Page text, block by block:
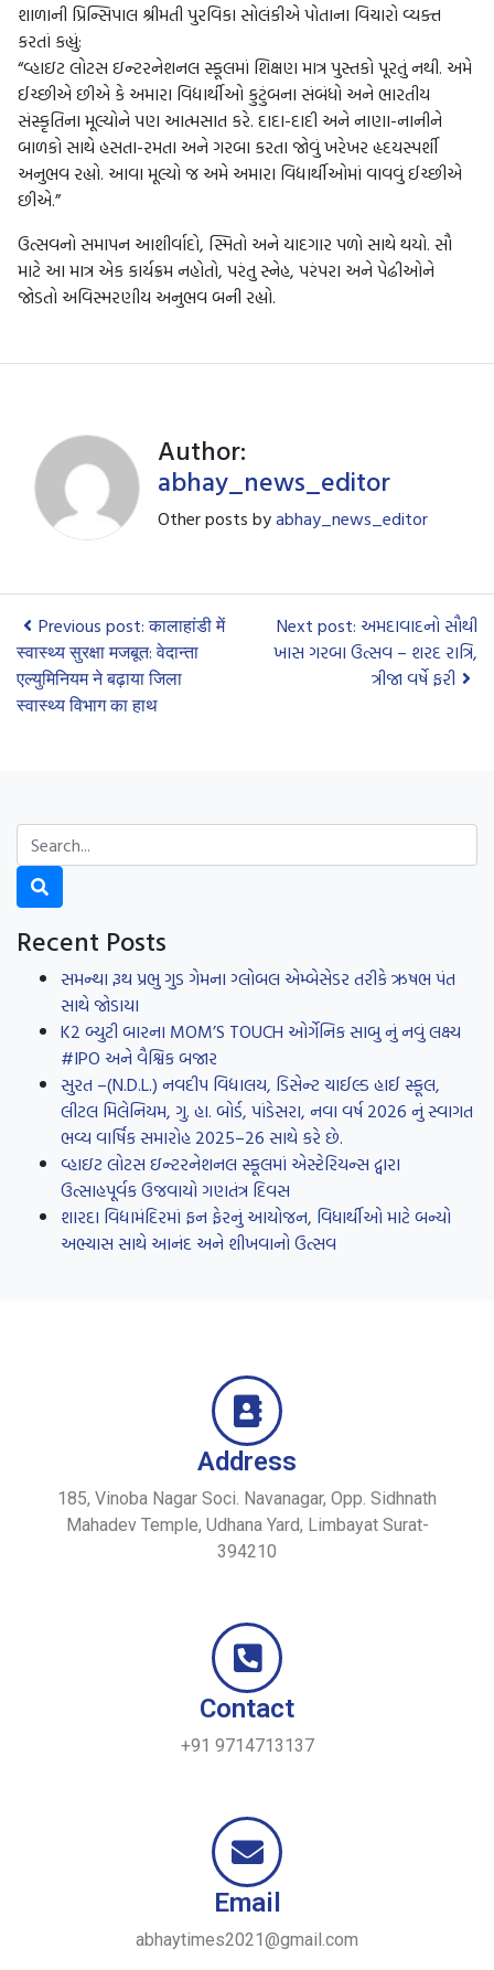
શાળાની પ્રિન્સિપાલ શ્રીમતી પુરવિકા સોલંકીએ પોતાના વિચારો વ્યક્ત
કરતાં કહ્યું:
“વ્હાઇટ લોટસ ઇન્ટરનેશનલ સ્કૂલમાં શિક્ષણ માત્ર પુસ્તકો પૂરતું નથી. અમે
ઈચ્છીએ છીએ કે અમારા વિદ્યાર્થીઓ કુટુંબના સંબંધો અને ભારતીય
સંસ્કૃતિના મૂલ્યોને પણ આત્મસાત કરે. દાદા-દાદી અને નાણા-નાનીને
બાળકો સાથે હસતા-રમતા અને ગરબા કરતા જોવું ખરેખર હૃદયસ્પર્શી
અનુભવ રહ્યો. આવા મૂલ્યો જ અમે અમારા વિદ્યાર્થીઓમાં વાવવું ઈચ્છીએ
છીએ.”
ઉત્સવનો સમાપન આશીર્વાદો, સ્મિતો અને યાદગાર પળો સાથે થયો. સૌ
માટે આ માત્ર એક કાર્યક્રમ નહોતો, પરંતુ સ્નેહ, પરંપરા અને પેઢીઓને
જોડતો અવિસ્મરણીય અનુભવ બની રહ્યો.
Author:
abhay_news_editor
Other posts byabhay_news_editor
Previous post: कालाहांडी में
स्वास्थ्य सुरक्षा मजबूत: वेदान्ता
एल्युमिनियम ने बढ़ाया जिला
स्वास्थ्य विभाग का हाथ
Next post: અમદાવાદનો સૌથી
ખાસ ગરબા ઉત્સવ – શરદ રાત્રિ,
ત્રીજા વર્ષે ફરી
Recent Posts
સમન્થા રૂથ પ્રભુ ગુડ ગેમના ગ્લોબલ એમ્બેસેડર તરીકે ઋષભ પંત
સાથે જોડાયા
K2 બ્યુટી બારના MOM’S TOUCH ઓર્ગેનિક સાબુ નું નવું લક્ષ્ય
#IPO અને વૈશ્વિક બજાર
સુરત –(N.D.L.) નવદીપ વિદ્યાલય, ડિસેન્ટ ચાઈલ્ડ હાઈ સ્કૂલ,
લીટલ મિલેનિયમ, ગુ. હા. બોર્ડ, પાંડેસરા, નવા વર્ષ 2026 નું સ્વાગત
ભવ્ય વાર્ષિક સમારોહ 2025–26 સાથે કરે છે.
વ્હાઇટ લોટસ ઇન્ટરનેશનલ સ્કૂલમાં એસ્ટેરિયન્સ દ્વારા
ઉત્સાહપૂર્વક ઉજવાયો ગણતંત્ર દિવસ
શારદા વિદ્યામંદિરમાં ફન ફેરનું આયોજન, વિધાર્થીઓ માટે બન્યો
અભ્યાસ સાથે આનંદ અને શીખવાનો ઉત્સવ
Address
185, Vinoba Nagar Soci. Navanagar, Opp. Sidhnath
Mahadev Temple, Udhana Yard, Limbayat Surat-
394210
Contact
+91 9714713137
Email
abhaytimes2021@gmail.com